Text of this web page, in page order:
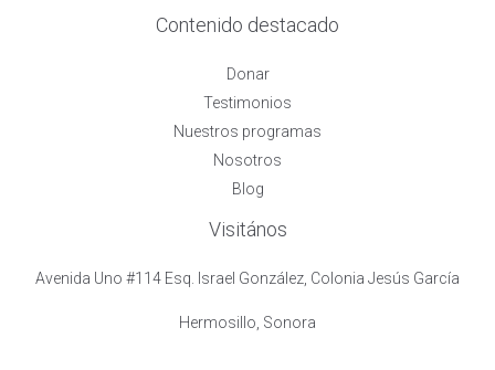
Contenido destacado
Donar
Testimonios
Nuestros programas
Nosotros
Blog
Visitános
Avenida Uno #114 Esq. Israel González, Colonia Jesús García
Hermosillo, Sonora